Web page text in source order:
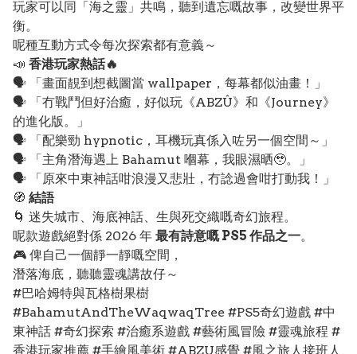
玩家可以同「海之靈」共鳴，聽到遺忘嘅故事，改變世界平
衡。
呢種互動方式令每次探索都有意義～
📣 香港玩家熱話🔥
🗣️ 「畫面靚到想截圖當 wallpaper，每幕都似油畫！」
🗣️ 「冇戰鬥但好治癒，好似玩《ABZÛ》和《Journey》
的進化版。」
🗣️ 「配樂勁 hypnotic，耳機玩真係入咗另一個空間～」
🗣️ 「主角潛海遇上 Bahamut 嗰幕，我眼濕晒🥹。」
🗣️ 「原來中東神話咁浪漫又悲壯，冇諗過會咁打動我！」
🧭 結語
🌀 迷失城市、海底神話、生與死交織嘅奇幻旅程。
呢款遊戲絕對係 2026 年 最有詩意嘅 PS5 作品之一。
🎮 俾自己一個靜一靜嘅空間，
潛落海底，聽聽靈魂講故仔～
#巴哈姆特與瓦格樹果樹
#BahamutAndTheWaqwaqTree #PS5奇幻遊戲 #中
東神話 #奇幻探索 #治癒系遊戲 #藝術風冒險 #靈魂旅程 #
香港玩家推薦 #手繪風美術 #ABZU感覺 #風之旅人接班人